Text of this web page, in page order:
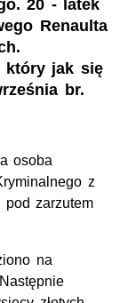
20 - latek
Renaulta
który jak się
br.
osoba
z
pod zarzutem
na